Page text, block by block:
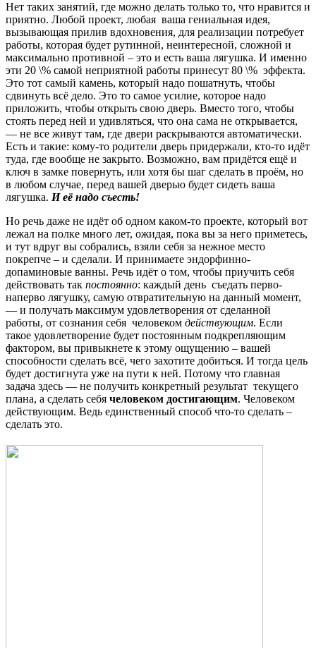
Нет таких занятий, где можно делать только то, что нравится и
приятно. Любой проект, любая ваша гениальная идея,
вызывающая прилив вдохновения, для реализации потребует
работы, которая будет рутинной, неинтересной, сложной и
максимально противной – это и есть ваша лягушка. И именно
эти 20 \% самой неприятной работы принесут 80 \% эффекта.
Это тот самый камень, который надо пошатнуть, чтобы
сдвинуть всё дело. Это то самое усилие, которое надо
приложить, чтобы открыть свою дверь. Вместо того, чтобы
стоять перед ней и удивляться, что она сама не открывается,
— не все живут там, где двери раскрываются автоматически.
Есть и такие: кому-то родители дверь придержали, кто-то идёт
туда, где вообще не закрыто. Возможно, вам придётся ещё и
ключ в замке повернуть, или хотя бы шаг сделать в проём, но
в любом случае, перед вашей дверью будет сидеть ваша
лягушка. И её надо съесть!
Но речь даже не идёт об одном каком-то проекте, который вот
лежал на полке много лет, ожидая, пока вы за него приметесь,
и тут вдруг вы собрались, взяли себя за нежное место
покрепче – и сделали. И принимаете эндорфинно-
допаминовые ванны. Речь идёт о том, чтобы приучить себя
действовать так постоянно: каждый день съедать перво-
наперво лягушку, самую отвратительную на данный момент,
— и получать максимум удовлетворения от сделанной
работы, от сознания себя человеком действующим. Если
такое удовлетворение будет постоянным подкрепляющим
фактором, вы привыкнете к этому ощущению – вашей
способности сделать всё, чего захотите добиться. И тогда цель
будет достигнута уже на пути к ней. Потому что главная
задача здесь — не получить конкретный результат текущего
плана, а сделать себя человеком достигающим. Человеком
действующим. Ведь единственный способ что-то сделать –
сделать это.